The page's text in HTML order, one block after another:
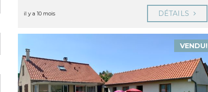
il y a 10 mois DÉTAILS
VENDU!